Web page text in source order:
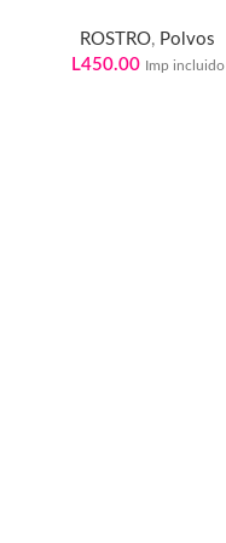
ROSTRO, Polvos
L450.00 Imp incluido